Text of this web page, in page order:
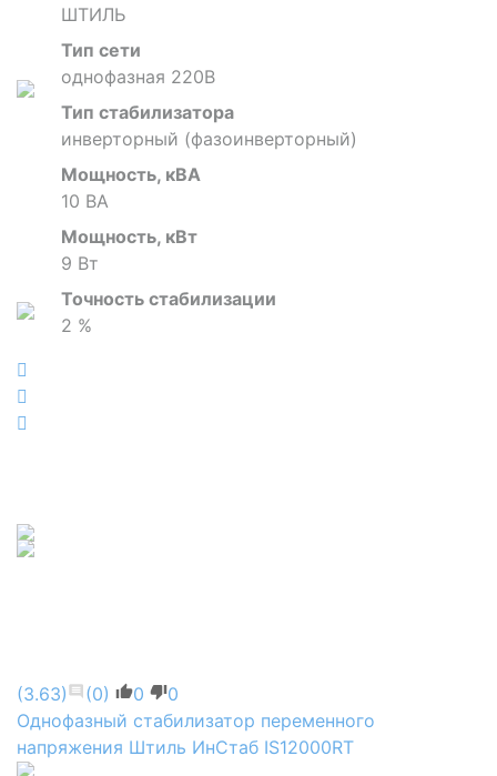
ШТИЛЬ
Тип сети
однофазная 220В
Тип стабилизатора
инверторный (фазоинверторный)
Мощность, кВА
10 ВА
Мощность, кВт
9 Вт
Точность стабилизации
2 %
(3.63) (0) 0
0
Однофазный стабилизатор переменного
напряжения Штиль ИнСтаб IS12000RT